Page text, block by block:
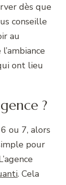
dès que
conseille
au
ont lieu
?
ou 7, alors
pour
. Cela